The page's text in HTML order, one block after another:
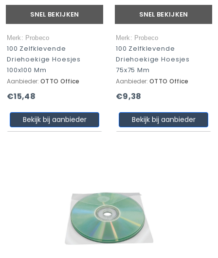
SNEL BEKIJKEN
Merk: Probeco
100 Zelfklevende
Driehoekige Hoesjes
100x100 Mm
Aanbieder: OTTO Office
€15,48
Bekijk bij aanbieder
SNEL BEKIJKEN
Merk: Probeco
100 Zelfklevende
Driehoekige Hoesjes
75x75 Mm
Aanbieder: OTTO Office
€9,38
Bekijk bij aanbieder